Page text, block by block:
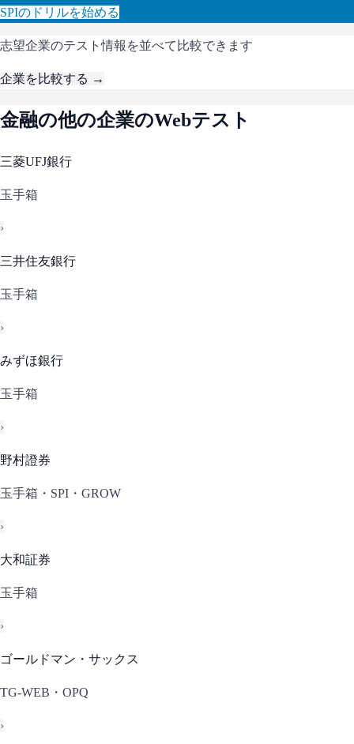
SPIのドリルを始める
志望企業のテスト情報を並べて比較できます
企業を比較する →
金融の他の企業のWebテスト
三菱UFJ銀行
玉手箱
›
三井住友銀行
玉手箱
›
みずほ銀行
玉手箱
›
野村證券
玉手箱・SPI・GROW
›
大和証券
玉手箱
›
ゴールドマン・サックス
TG-WEB・OPQ
›